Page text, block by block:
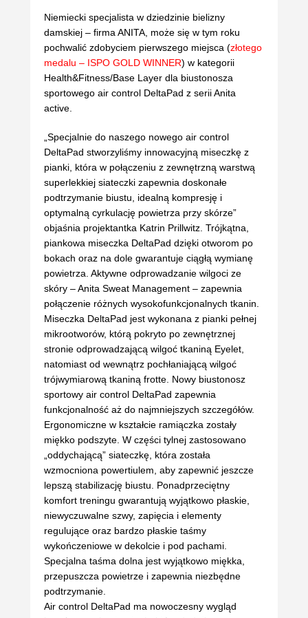
Niemiecki specjalista w dziedzinie bielizny
damskiej – firma ANITA, może się w tym roku
pochwalić zdobyciem pierwszego miejsca (złotego
medalu – ISPO GOLD WINNER) w kategorii
Health&Fitness/Base Layer dla biustonosza
sportowego air control DeltaPad z serii Anita
active.
„Specjalnie do naszego nowego air control
DeltaPad stworzyliśmy innowacyjną miseczkę z
pianki, która w połączeniu z zewnętrzną warstwą
superlekkiej siateczki zapewnia doskonałe
podtrzymanie biustu, idealną kompresję i
optymalną cyrkulację powietrza przy skórze”
objaśnia projektantka Katrin Prillwitz. Trójkątna,
piankowa miseczka DeltaPad dzięki otworom po
bokach oraz na dole gwarantuje ciągłą wymianę
powietrza. Aktywne odprowadzanie wilgoci ze
skóry – Anita Sweat Management – zapewnia
połączenie różnych wysokofunkcjonalnych tkanin.
Miseczka DeltaPad jest wykonana z pianki pełnej
mikrootworów, którą pokryto po zewnętrznej
stronie odprowadzającą wilgoć tkaniną Eyelet,
natomiast od wewnątrz pochłaniającą wilgoć
trójwymiarową tkaniną frotte. Nowy biustonosz
sportowy air control DeltaPad zapewnia
funkcjonalność aż do najmniejszych szczegółów.
Ergonomiczne w kształcie ramiączka zostały
miękko podszyte. W części tylnej zastosowano
„oddychającą” siateczkę, która została
wzmocniona powertiulem, aby zapewnić jeszcze
lepszą stabilizację biustu. Ponadprzeciętny
komfort treningu gwarantują wyjątkowo płaskie,
niewyczuwalne szwy, zapięcia i elementy
regulujące oraz bardzo płaskie taśmy
wykończeniowe w dekolcie i pod pachami.
Specjalna taśma dolna jest wyjątkowo miękka,
przepuszcza powietrze i zapewnia niezbędne
podtrzymanie.
Air control DeltaPad ma nowoczesny wygląd